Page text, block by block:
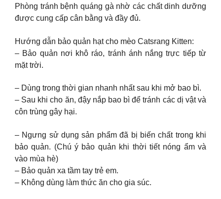
Phòng tránh bệnh quáng gà nhờ các chất dinh dưỡng
được cung cấp cân bằng và đầy đủ.
Hướng dẫn bảo quản hạt cho mèo Catsrang Kitten:
– Bảo quản nơi khô ráo, tránh ánh nắng trực tiếp từ
mặt trời.
– Dùng trong thời gian nhanh nhất sau khi mở bao bì.
– Sau khi cho ăn, đậy nắp bao bì để tránh các dị vật và
côn trùng gây hại.
– Ngưng sử dụng sản phẩm đã bị biến chất trong khi
bảo quản. (Chú ý bảo quản khi thời tiết nóng ẩm và
vào mùa hè)
– Bảo quản xa tầm tay trẻ em.
– Không dùng làm thức ăn cho gia súc.